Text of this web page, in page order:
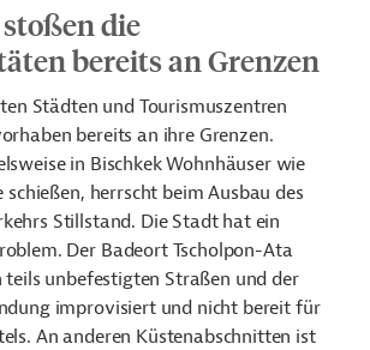
die
bereits an Grenzen
Städten und Tourismuszentren
bereits an ihre Grenzen.
in Bischkek Wohnhäuser wie
schießen, herrscht beim Ausbau des
Stillstand. Die Stadt hat ein
Der Badeort Tscholpon-Ata
unbefestigten Straßen und der
improvisiert und nicht bereit für
An anderen Küstenabschnitten ist